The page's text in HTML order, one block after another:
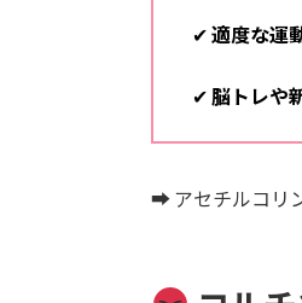
✔適度な運
✔ 脳トレや
➡ アセチルコリ